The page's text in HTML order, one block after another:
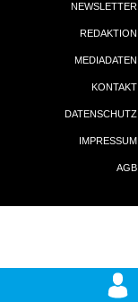
NEWSLETTER
REDAKTION
MEDIADATEN
KONTAKT
DATENSCHUTZ
IMPRESSUM
AGB